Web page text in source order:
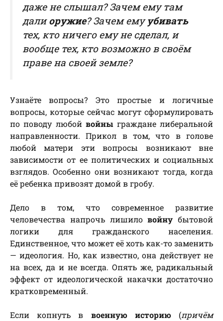
даже не слышал? Зачем ему там
далиоружие? Зачем емуубивать
тех, кто ничего ему не сделал, и
вообще тех, кто возможно в своём
праве на своей земле?
Узнаёте вопросы? Это простые и логичные
вопросы, которые сейчас могут сформулировать
по поводу любойвойны граждане либеральной
направленности. Прикол в том, что в голове
любой матери эти вопросы возникают вне
зависимости от ее политических и социальных
взглядов. Особенно они возникают тогда, когда
её ребенка привозят домой в гробу.
Дело в том, что современное развитие
человечества напрочь лишиловойну бытовой
логики для гражданского населения.
Единственное, что может её хоть как-то заменить
— идеология. Но, как известно, она действует не
на всех, да и не всегда. Опять же, радикальный
эффект от идеологической накачки достаточно
кратковременный.
Если копнуть в военную историю(причём